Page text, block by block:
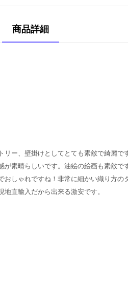
商品詳細
ー、壁掛けとしてとても素敵で綺麗で
素晴らしいです。油絵の絵画も素敵で
しゃれですね！非常に細かい織り方の
直輸入だから出来る激安です。